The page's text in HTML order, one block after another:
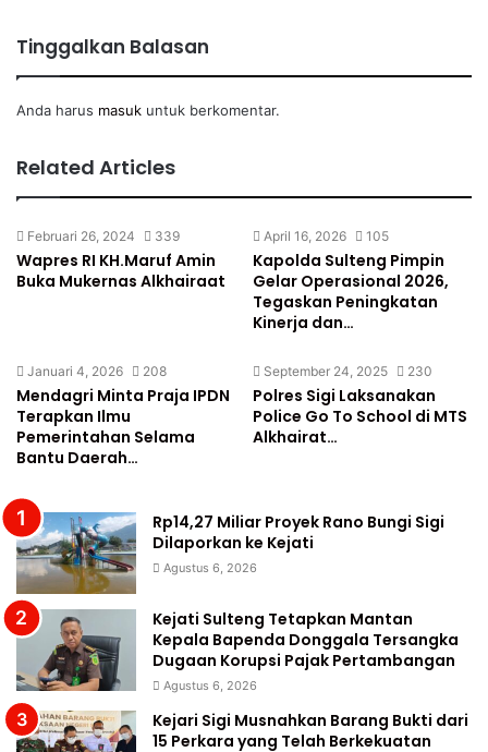
Tinggalkan Balasan
Anda harus masuk untuk berkomentar.
Related Articles
Februari 26, 2024 339
Wapres RI KH.Maruf Amin
Buka Mukernas Alkhairaat
April 16, 2026 105
Kapolda Sulteng Pimpin
Gelar Operasional 2026,
Tegaskan Peningkatan
Kinerja dan…
Januari 4, 2026 208
Mendagri Minta Praja IPDN
Terapkan Ilmu
Pemerintahan Selama
Bantu Daerah…
September 24, 2025 230
Polres Sigi Laksanakan
Police Go To School di MTS
Alkhairat…
Rp14,27 Miliar Proyek Rano Bungi Sigi
Dilaporkan ke Kejati
Agustus 6, 2026
Kejati Sulteng Tetapkan Mantan
Kepala Bapenda Donggala Tersangka
Dugaan Korupsi Pajak Pertambangan
Agustus 6, 2026
Kejari Sigi Musnahkan Barang Bukti dari
15 Perkara yang Telah Berkekuatan